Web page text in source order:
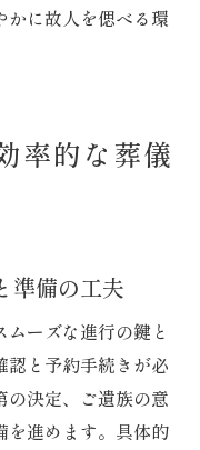
かに故人を偲べる環
率的な葬儀
準備の工夫
ーズな進行の鍵と
認と予約手続きが必
の決定、ご遺族の意
を進めます。具体的